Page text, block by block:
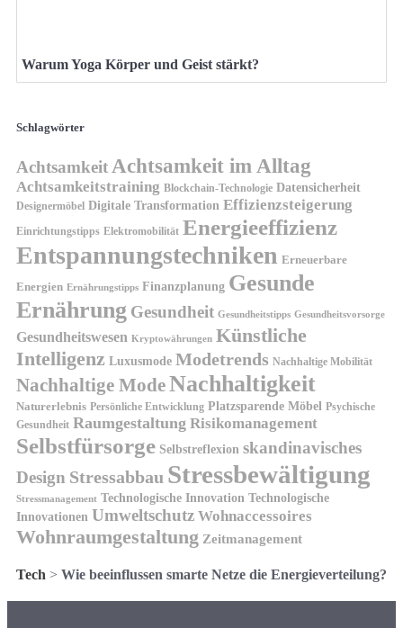
Warum Yoga Körper und Geist stärkt?
Schlagwörter
AchtsamkeitAchtsamkeit im Alltag
Achtsamkeitstraining Blockchain-Technologie Datensicherheit
Designermöbel Digitale Transformation Effizienzsteigerung
Einrichtungstipps Elektromobilität Energieeffizienz
Entspannungstechniken Erneuerbare
Energien Ernährungstipps Finanzplanung Gesunde
Ernährung Gesundheit Gesundheitstipps Gesundheitsvorsorge
Gesundheitswesen Kryptowährungen Künstliche
Intelligenz Luxusmode Modetrends Nachhaltige Mobilität
Nachhaltige ModeNachhaltigkeit
Naturerlebnis Persönliche Entwicklung Platzsparende Möbel Psychische
Gesundheit Raumgestaltung Risikomanagement
Selbstfürsorge Selbstreflexion skandinavisches
Design Stressabbau Stressbewältigung
Stressmanagement Technologische Innovation Technologische
Innovationen Umweltschutz Wohnaccessoires
Wohnraumgestaltung Zeitmanagement
Tech > Wie beeinflussen smarte Netze die Energieverteilung?